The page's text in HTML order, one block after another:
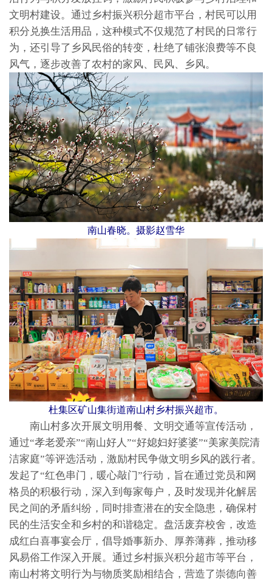
文明村建设。通过乡村振兴积分超市平台，村民可以用
积分兑换生活用品，这种模式不仅规范了村民的日常行
为，还引导了乡风民俗的转变，杜绝了铺张浪费等不良
风气，逐步改善了农村的家风、民风、乡风。
南山春晓。摄影赵雪华
杜集区矿山集街道南山村乡村振兴超市。
南山村多次开展文明用餐、文明交通等宣传活动，
通过“孝老爱亲”“南山好人”“好媳妇好婆婆”“美家美院清
洁家庭”等评选活动，激励村民争做文明乡风的践行者。
发起了“红色串门，暖心敲门”行动，旨在通过党员和网
格员的积极行动，深入到每家每户，及时发现并化解居
民之间的矛盾纠纷，同时排查潜在的安全隐患，确保村
民的生活安全和乡村的和谐稳定。盘活废弃校舍，改造
成红白喜事宴会厅，倡导婚事新办、厚养薄葬，推动移
风易俗工作深入开展。通过乡村振兴积分超市等平台，
南山村将文明行为与物质奖励相结合，营造了崇德向善